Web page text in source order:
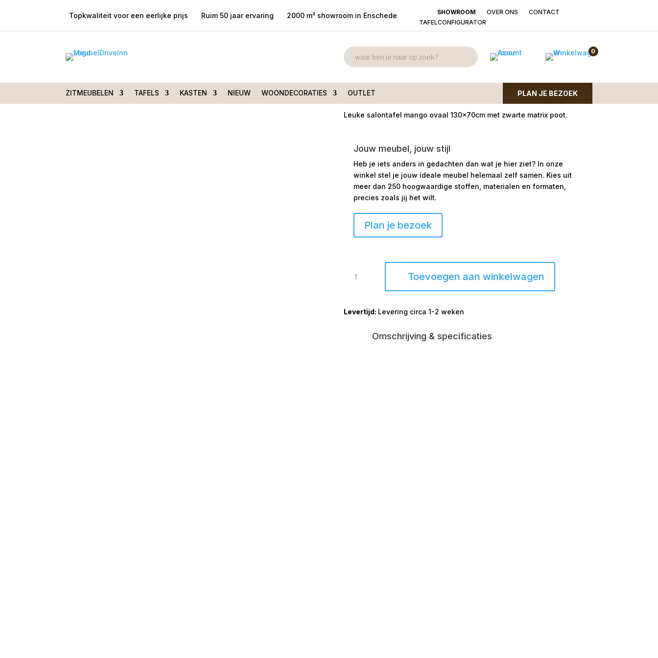
Topkwaliteit voor een eerlijke prijs Ruim 50 jaar ervaring 2000 m² showroom in Enschede SHOWROOM OVER ONS
CONTACT
TAFELCONFIGURATOR
0
ZITMEUBELEN TAFELS KASTEN NIEUW WOONDECORATIES OUTLET PLAN JE BEZOEK
130x70cm
Salontafel mango ovaal Diamond
130x70cm
€299,00
Leuke salontafel mango ovaal 130x70cm met zwarte matrix poot.
Jouw meubel, jouw stijl
Heb je iets anders in gedachten dan wat je hier ziet? In onze
winkel stel je jouw ideale meubel helemaal zelf samen. Kies uit
meer dan 250 hoogwaardige stoffen, materialen en formaten,
precies zoals jij het wilt.
Plan je bezoek
mango
130x70cm
Toevoegen aan winkelwagen
Levering circa 1-2 weken
Omschrijving & specificaties